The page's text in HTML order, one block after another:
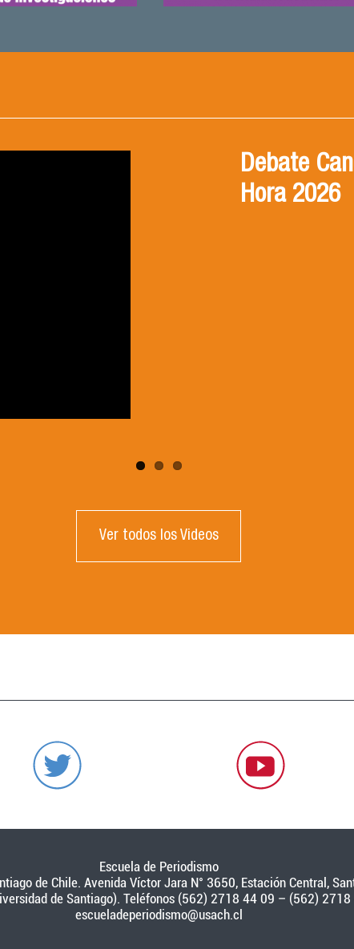
Debate
Hora 2026
Ver todos los Videos
Escuela de Periodismo
de Chile. Avenida Víctor Jara N° 3650, Estación Central,
de Santiago). Teléfonos (562) 2718 44 09 – (562)
escueladeperiodismo@usach.cl